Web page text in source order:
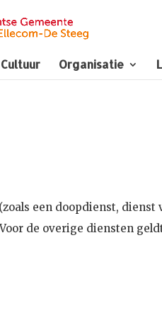
Cultuur Organisatie
een doopdienst, dienst
de overige diensten